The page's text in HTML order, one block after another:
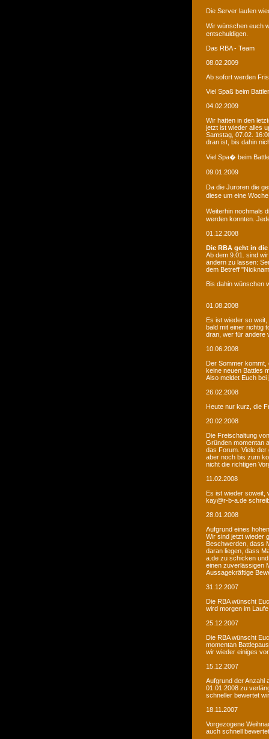
Die Server laufen
Wir wünschen euch
entschuldigen.
Das RBA - Team
08.02.2009
Ab sofort werden
Viel Spaß beim
04.02.2009
Wir hatten in den
jetzt ist wieder alles
Samstag, 07.02.
dran ist, bis dahin
Viel Spa� beim
09.01.2009
Da die Juroren die
diese um eine
Weiterhin nochmals
werden konnten.
01.12.2008
Die RBA geht in
Ab dem 9.01. sind
ändern zu lassen:
dem Betreff
Bis dahin wünschen
01.08.2008
Es ist wieder so weit,
bald mit einer richtig
dran, wer für andere
10.06.2008
Der Sommer kommt,
keine neuen Battles
Also meldet Euch
26.02.2008
Heute nur kurz, die
20.02.2008
Die Freischaltung
Gründen momentan
das Forum. Viele
aber noch bis zum
nicht die richtigen
11.02.2008
Es ist wieder soweit,
kay@r-b-a.de
28.01.2008
Aufgrund eines
Wir sind jetzt wieder
Beschwerden, dass
daran liegen, dass
a.de zu schicken
einen zuverlässigen
Aussagekräftige
31.12.2007
Die RBA wünscht
wird morgen im
25.12.2007
Die RBA wünscht
momentan
wir wieder einiges
15.12.2007
Aufgrund der Anzahl
01.01.2008 zu
schneller bewertet
18.11.2007
Vorgezogene
auch schnell